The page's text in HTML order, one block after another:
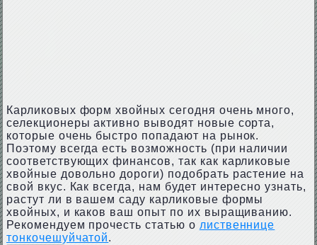
Карликовых форм хвойных сегодня очень много,
селекционеры активно выводят новые сорта,
которые очень быстро попадают на рынок.
Поэтому всегда есть возможность (при наличии
соответствующих финансов, так как карликовые
хвойные довольно дороги) подобрать растение на
свой вкус. Как всегда, нам будет интересно узнать,
растут ли в вашем саду карликовые формы
хвойных, и каков ваш опыт по их выращиванию.
Рекомендуем прочесть статью о лиственнице
тонкочешуйчатой.